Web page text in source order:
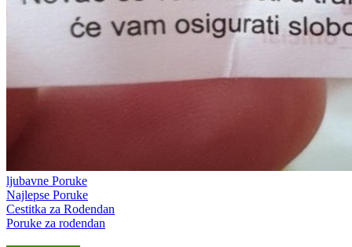
ljubavne Poruke
Najlepse Poruke
Cestitka za Rodendan
Poruke za rodendan